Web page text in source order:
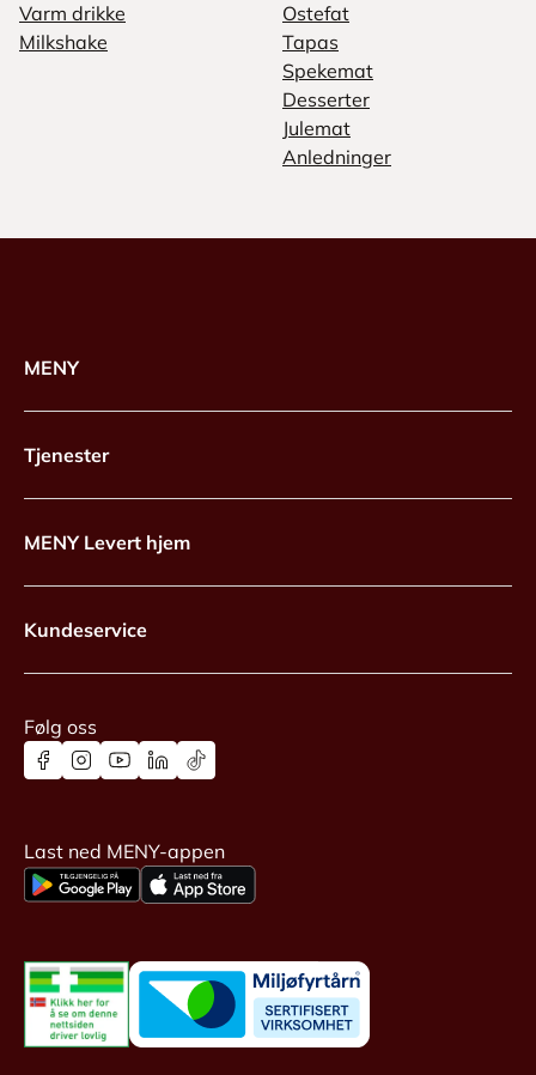
Varm drikke
Milkshake
Ostefat
Tapas
Spekemat
Desserter
Julemat
Anledninger
MENY
Tjenester
MENY Levert hjem
Kundeservice
Følg oss
Last ned MENY-appen